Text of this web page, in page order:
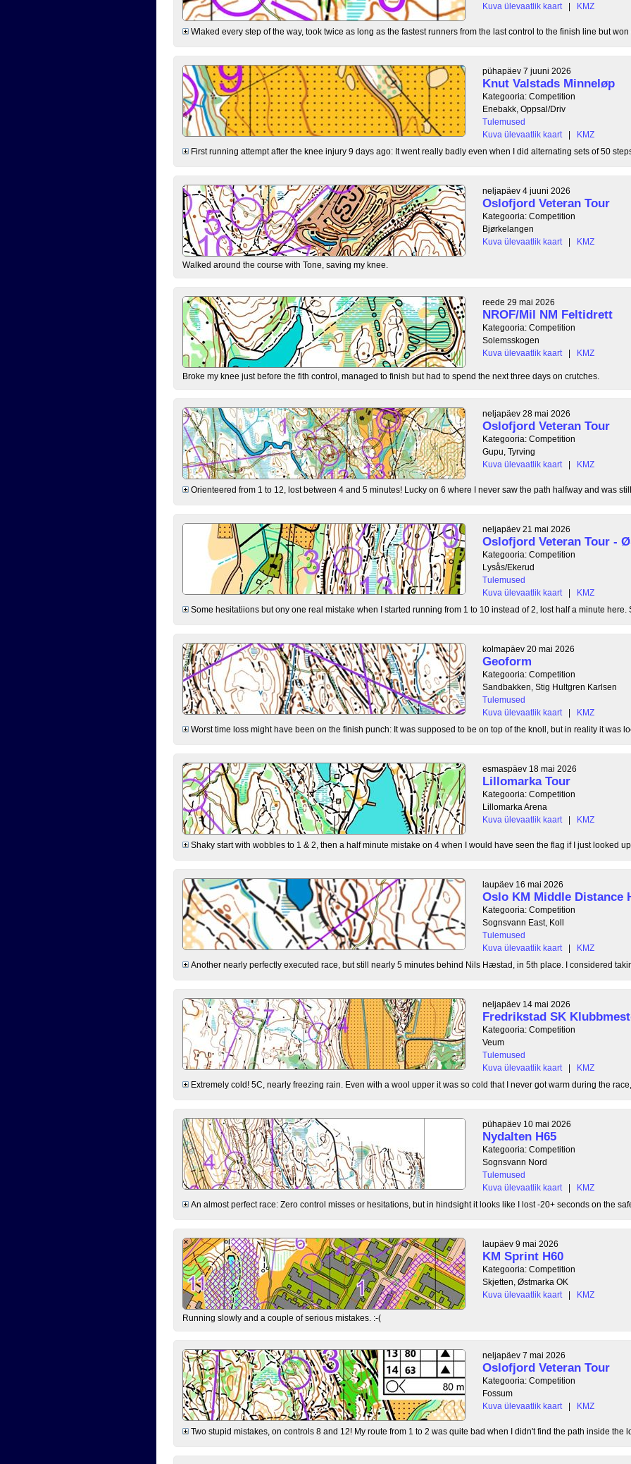
Kuva ülevaatlik kaart
| KMZ
Wlaked every step of the way, took twice as long as the fastest runners from the last control to the finish line but won
pühapäev 7 juuni 2026
Knut Valstads Minneløp
Kategooria: Competition
Enebakk, Oppsal/Driv
Tulemused
Kuva ülevaatlik kaart
|
KMZ
First running attempt after the knee injury 9 days ago: It went really badly even when I did alternating sets of 50 steps
neljapäev 4 juuni 2026
Oslofjord Veteran Tour
Kategooria: Competition
Bjørkelangen
Kuva ülevaatlik kaart
| KMZ
Walked around the course with Tone, saving my knee.
reede 29 mai 2026
NROF/Mil NM Feltidrett
Kategooria: Competition
Solemsskogen
Kuva ülevaatlik kaart
| KMZ
Broke my knee just before the fith control, managed to finish but had to spend the next three days on crutches.
neljapäev 28 mai 2026
Oslofjord Veteran Tour
Kategooria: Competition
Gupu, Tyrving
Kuva ülevaatlik kaart
| KMZ
Orienteered from 1 to 12, lost between 4 and 5 minutes! Lucky on 6 where I never saw the path halfway and was still
neljapäev 21 mai 2026
Oslofjord Veteran Tour -
Kategooria: Competition
Lysås/Ekerud
Tulemused
Kuva ülevaatlik kaart
|
KMZ
Some hesitatiions but ony one real mistake when I started running from 1 to 10 instead of 2, lost half a minute here.
kolmapäev 20 mai 2026
Geoform
Kategooria: Competition
Sandbakken, Stig Hultgren Karlsen
Tulemused
Kuva ülevaatlik kaart
|
KMZ
Worst time loss might have been on the finish punch: It was supposed to be on top of the knoll, but in reality it was
esmaspäev 18 mai 2026
Lillomarka Tour
Kategooria: Competition
Lillomarka Arena
Kuva ülevaatlik kaart
| KMZ
Shaky start with wobbles to 1 & 2, then a half minute mistake on 4 when I would have seen the flag if I just looked up
laupäev 16 mai 2026
Oslo KM Middle Distance
Kategooria: Competition
Sognsvann East, Koll
Tulemused
Kuva ülevaatlik kaart
|
KMZ
Another nearly perfectly executed race, but still nearly 5 minutes behind Nils Hæstad, in 5th place. I considered
neljapäev 14 mai 2026
Fredrikstad SK
Kategooria: Competition
Veum
Tulemused
Kuva ülevaatlik kaart
|
KMZ
Extremely cold! 5C, nearly freezing rain. Even with a wool upper it was so cold that I never got warm during the race,
pühapäev 10 mai 2026
Nydalten H65
Kategooria: Competition
Sognsvann Nord
Tulemused
Kuva ülevaatlik kaart
|
KMZ
An almost perfect race: Zero control misses or hesitations, but in hindsight it looks like I lost -20+ seconds on the safe
laupäev 9 mai 2026
KM Sprint H60
Kategooria: Competition
Skjetten, Østmarka OK
Kuva ülevaatlik kaart
| KMZ
Running slowly and a couple of serious mistakes. :-(
neljapäev 7 mai 2026
Oslofjord Veteran Tour
Kategooria: Competition
Fossum
Kuva ülevaatlik kaart
| KMZ
Two stupid mistakes, on controls 8 and 12! My route from 1 to 2 was quite bad when I didn't find the path inside the